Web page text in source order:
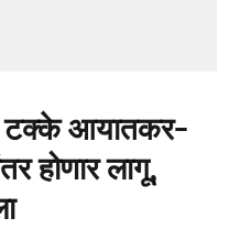
टक्के आयातकर-
होणार लागू,